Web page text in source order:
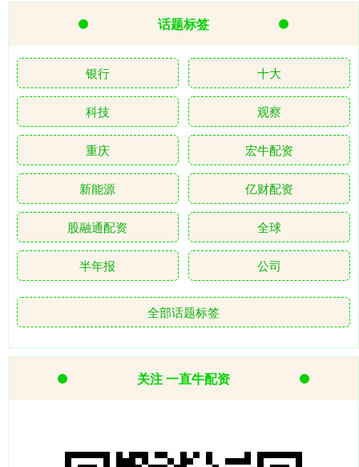
话题标签
银行 十大
科技 观察
重庆 宏牛配资
新能源 亿财配资
股融通配资 全球
半年报 公司
全部话题标签
关注 一直牛配资